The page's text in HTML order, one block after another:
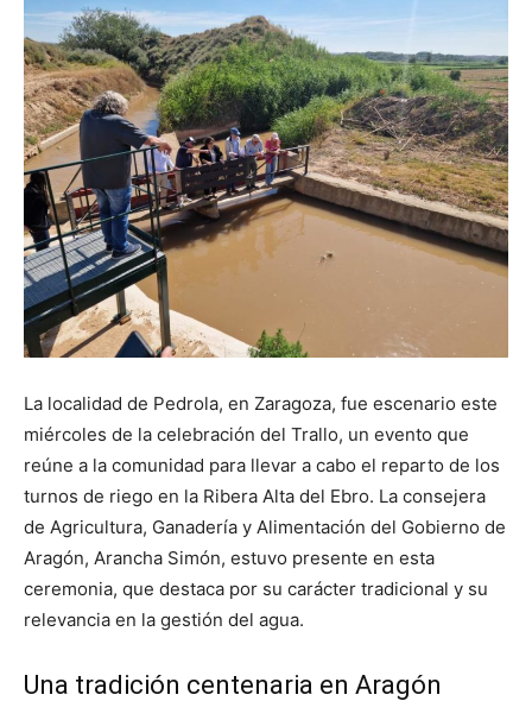
La localidad de Pedrola, en Zaragoza, fue escenario este
miércoles de la celebración del Trallo, un evento que
reúne a la comunidad para llevar a cabo el reparto de los
turnos de riego en la Ribera Alta del Ebro. La consejera
de Agricultura, Ganadería y Alimentación del Gobierno de
Aragón, Arancha Simón, estuvo presente en esta
ceremonia, que destaca por su carácter tradicional y su
relevancia en la gestión del agua.
Una tradición centenaria en Aragón